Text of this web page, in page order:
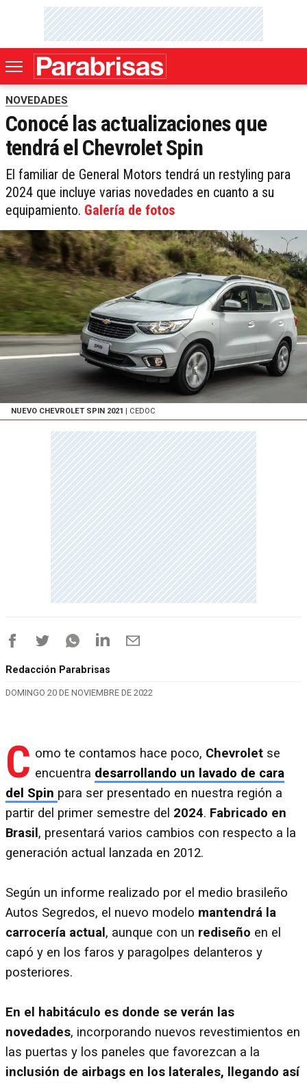
NOVEDADES
Conocé las actualizaciones que
tendrá el Chevrolet Spin
El familiar de General Motors tendrá un restyling para
2024 que incluye varias novedades en cuanto a su
equipamiento. Galería de fotos
NUEVO CHEVROLET SPIN 2021 | CEDOC
Redacción Parabrisas
DOMINGO 20 DE NOVIEMBRE DE 2022
C omo te contamos hace poco, Chevrolet se
encuentra desarrollando un lavado de cara
del Spin para ser presentado en nuestra región a
partir del primer semestre del 2024. Fabricado en
Brasil , presentará varios cambios con respecto a la
generación actual lanzada en 2012.
Según un informe realizado por el medio brasileño
Autos Segredos, el nuevo modelo mantendrá la
carrocería actual , aunque con un rediseño en el
capó y en los faros y paragolpes delanteros y
posteriores.
En el habitáculo es donde se verán las
novedades, incorporando nuevos revestimientos en
las puertas y los paneles que favorezcan a la
inclusión de airbags en los laterales, llegando así